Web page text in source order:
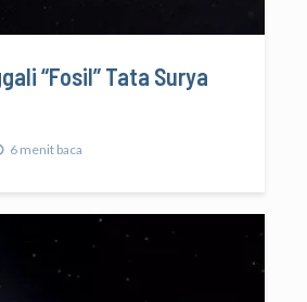
“Fosil” Tata Surya
6 menit baca